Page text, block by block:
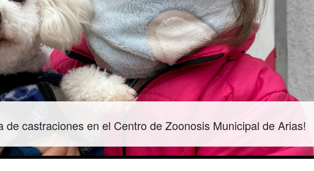
de castraciones en el Centro de Zoonosis Municipal de Arias!